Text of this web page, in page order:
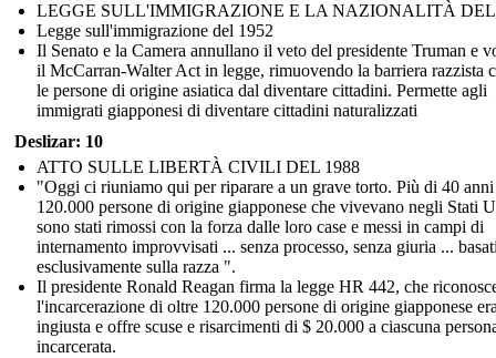
LEGGE SULL'IMMIGRAZIONE E LA NAZIONALITÀ DEL
Legge sull'immigrazione del 1952
Il Senato e la Camera annullano il veto del presidente Truman e
il McCarran-Walter Act in legge, rimuovendo la barriera razzista
le persone di origine asiatica dal diventare cittadini. Permette agli
immigrati giapponesi di diventare cittadini naturalizzati
Deslizar: 10
ATTO SULLE LIBERTÀ CIVILI DEL 1988
"Oggi ci riuniamo qui per riparare a un grave torto. Più di 40
120.000 persone di origine giapponese che vivevano negli Stati
sono stati rimossi con la forza dalle loro case e messi in campi di
internamento improvvisati ... senza processo, senza giuria ...
esclusivamente sulla razza ".
Il presidente Ronald Reagan firma la legge HR 442, che
l'incarcerazione di oltre 120.000 persone di origine giapponese
ingiusta e offre scuse e risarcimenti di $ 20.000 a ciascuna
incarcerata.